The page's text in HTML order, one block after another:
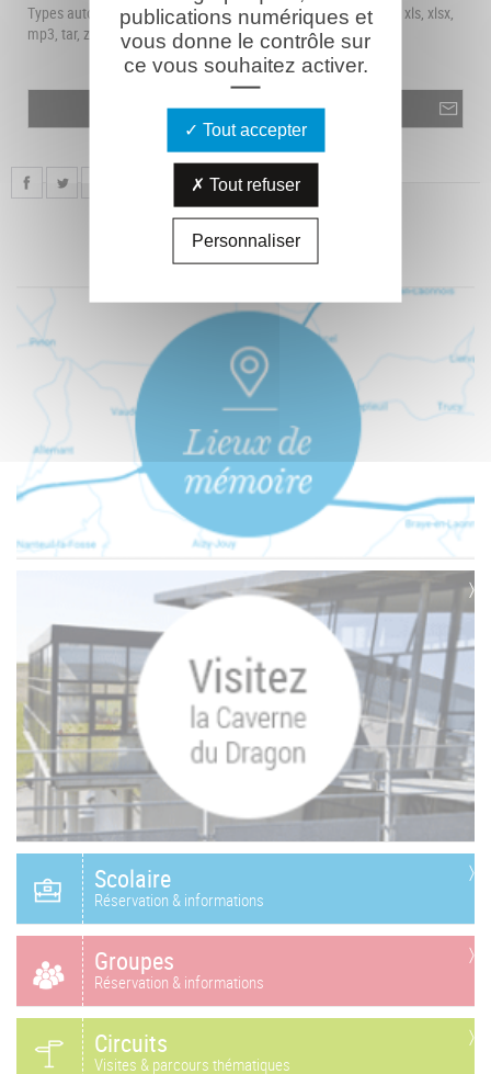
Types autorisés : png, jpg, txt, rtf, odf, pdf, doc, docx, ppt, pptx, xls, xlsx,
mp3, tar, zip.
Scolaire
Réservation & informations
Groupes
Réservation & informations
Circuits
Visites & parcours thématiques
publications numériques et
vous donne le contrôle sur
ce vous souhaitez activer.
Tout accepter
Tout refuser
Personnaliser